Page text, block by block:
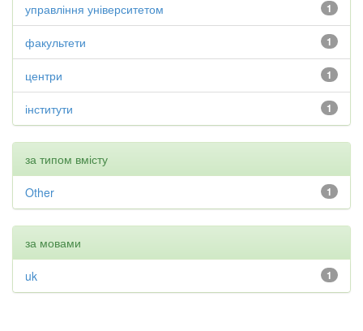
1
управління університетом
1
факультети
1
центри
1
інститути
за типом вмісту
1
Other
за мовами
1
uk